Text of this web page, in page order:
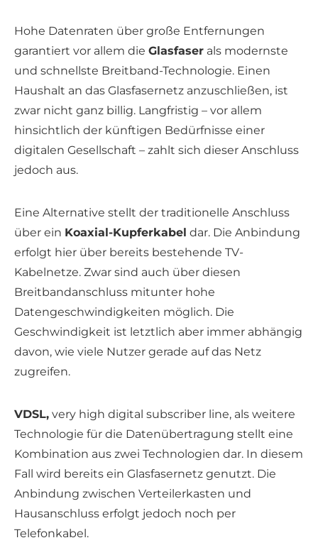
Hohe Datenraten über große Entfernungen
garantiert vor allem die Glasfaser als modernste
und schnellste Breitband-Technologie. Einen
Haushalt an das Glasfasernetz anzuschließen, ist
zwar nicht ganz billig. Langfristig – vor allem
hinsichtlich der künftigen Bedürfnisse einer
digitalen Gesellschaft – zahlt sich dieser Anschluss
jedoch aus.
Eine Alternative stellt der traditionelle Anschluss
über ein Koaxial-Kupferkabel dar. Die Anbindung
erfolgt hier über bereits bestehende TV-
Kabelnetze. Zwar sind auch über diesen
Breitbandanschluss mitunter hohe
Datengeschwindigkeiten möglich. Die
Geschwindigkeit ist letztlich aber immer abhängig
davon, wie viele Nutzer gerade auf das Netz
zugreifen.
VDSL, very high digital subscriber line, als weitere
Technologie für die Datenübertragung stellt eine
Kombination aus zwei Technologien dar. In diesem
Fall wird bereits ein Glasfasernetz genutzt. Die
Anbindung zwischen Verteilerkasten und
Hausanschluss erfolgt jedoch noch per
Telefonkabel.